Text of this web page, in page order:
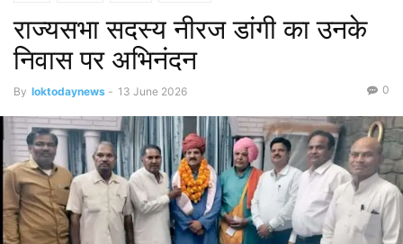
राज्यसभा सदस्य नीरज डांगी का उनके
निवास पर अभिनंदन
By loktodaynews - 13 June 2026 0